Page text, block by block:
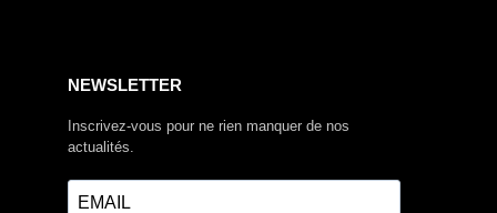
NEWSLETTER
Inscrivez-vous pour ne rien manquer de nos
actualités.